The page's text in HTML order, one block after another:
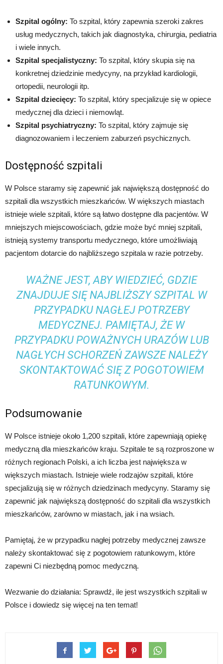
Szpital ogólny: To szpital, który zapewnia szeroki zakres
usług medycznych, takich jak diagnostyka, chirurgia, pediatria
i wiele innych.
Szpital specjalistyczny: To szpital, który skupia się na
konkretnej dziedzinie medycyny, na przykład kardiologii,
ortopedii, neurologii itp.
Szpital dziecięcy: To szpital, który specjalizuje się w opiece
medycznej dla dzieci i niemowląt.
Szpital psychiatryczny: To szpital, który zajmuje się
diagnozowaniem i leczeniem zaburzeń psychicznych.
Dostępność szpitali
W Polsce staramy się zapewnić jak największą dostępność do
szpitali dla wszystkich mieszkańców. W większych miastach
istnieje wiele szpitali, które są łatwo dostępne dla pacjentów. W
mniejszych miejscowościach, gdzie może być mniej szpitali,
istnieją systemy transportu medycznego, które umożliwiają
pacjentom dotarcie do najbliższego szpitala w razie potrzeby.
WAŻNE JEST, ABY WIEDZIEĆ, GDZIE
ZNAJDUJE SIĘ NAJBLIŻSZY SZPITAL W
PRZYPADKU NAGŁEJ POTRZEBY
MEDYCZNEJ. PAMIĘTAJ, ŻE W
PRZYPADKU POWAŻNYCH URAZÓW LUB
NAGŁYCH SCHORZEŃ ZAWSZE NALEŻY
SKONTAKTOWAĆ SIĘ Z POGOTOWIEM
RATUNKOWYM.
Podsumowanie
W Polsce istnieje około 1,200 szpitali, które zapewniają opiekę
medyczną dla mieszkańców kraju. Szpitale te są rozproszone w
różnych regionach Polski, a ich liczba jest największa w
większych miastach. Istnieje wiele rodzajów szpitali, które
specjalizują się w różnych dziedzinach medycyny. Staramy się
zapewnić jak największą dostępność do szpitali dla wszystkich
mieszkańców, zarówno w miastach, jak i na wsiach.
Pamiętaj, że w przypadku nagłej potrzeby medycznej zawsze
należy skontaktować się z pogotowiem ratunkowym, które
zapewni Ci niezbędną pomoc medyczną.
Wezwanie do działania: Sprawdź, ile jest wszystkich szpitali w
Polsce i dowiedz się więcej na ten temat!